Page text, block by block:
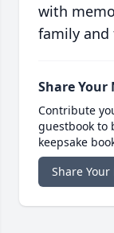
with
family and
Share Your
Contribute
guestbook to
keepsake
Share